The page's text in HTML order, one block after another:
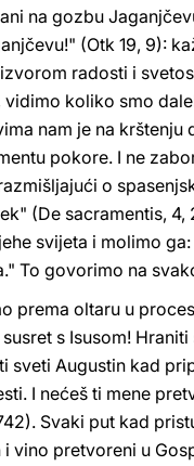
na gozbu
(Otk 19, 9):
radosti i
koliko smo
nam je na
pokore. I ne
o
(De sacramentis,
svijeta i molimo
To govorimo na
prema oltaru u
s Isusom!
sveti Augustin kad
I nećeš ti mene
Svaki put kad
vino pretvoreni u